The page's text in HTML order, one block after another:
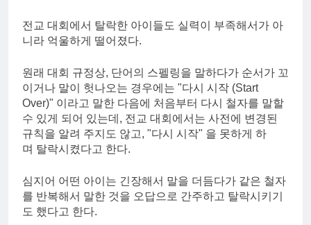
전교 대회에서 탈락한 아이들도 실력이 부족해서가 아
니라 억울하게 떨어졌다.
원래 대회 규정상, 단어의 스펠링을 말하다가 순서가 꼬
이거나 말이 헛나오는 경우에는 "다시 시작 (Start
Over)" 이라고 말한 다음에 처음부터 다시 철자를 말할
수 있게 되어 있는데, 전교 대회에서는 사전에 변경된
규칙을 알려 주지도 않고, "다시 시작" 을 못하게 하
며 탈락시켰다고 한다.
심지어 어떤 아이는 긴장해서 말을 더듬다가 같은 철자
를 반복해서 말한 것을 오답으로 간주하고 탈락시키기
도 했다고 한다.